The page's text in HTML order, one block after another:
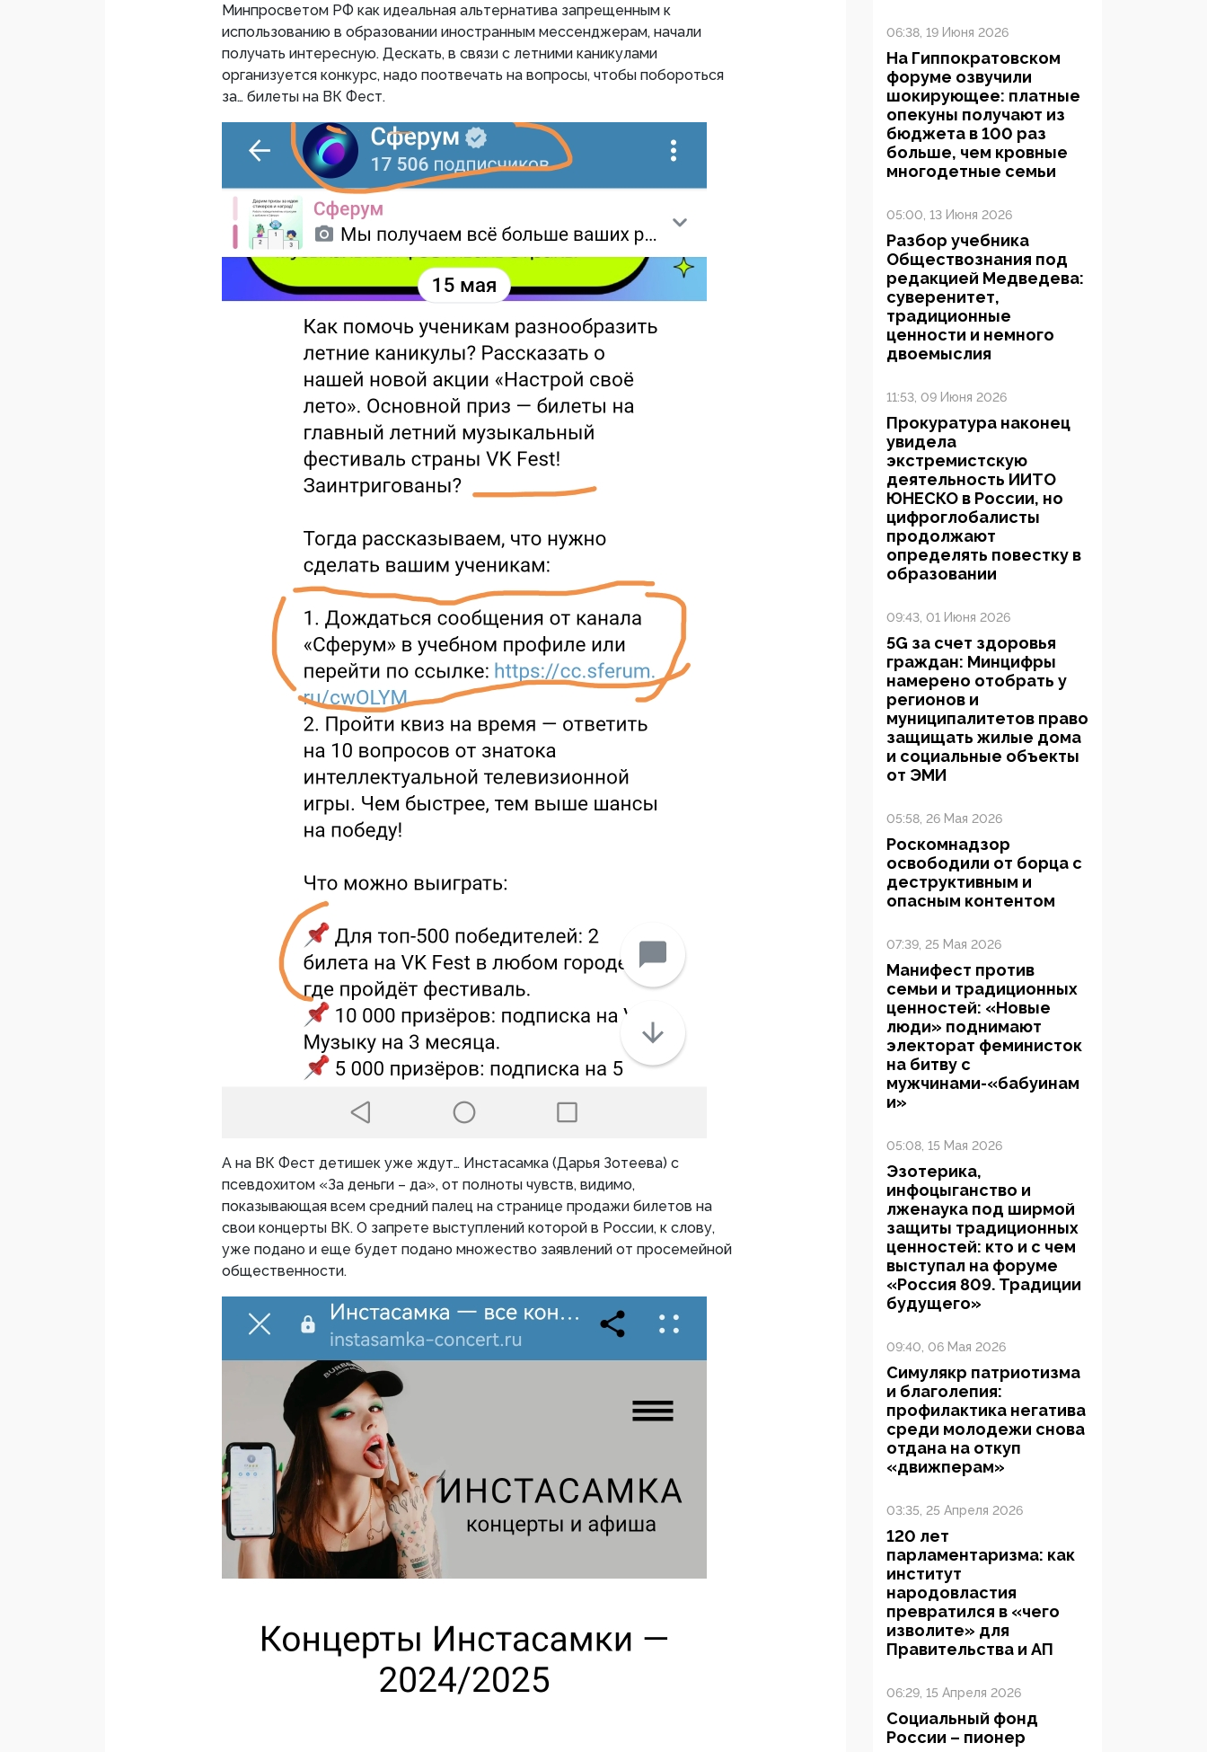
Минпросветом РФ как идеальная альтернатива запрещенным к
использованию в образовании иностранным мессенджерам, начали
получать интересную. Дескать, в связи с летними каникулами
организуется конкурс, надо поотвечать на вопросы, чтобы побороться
за… билеты на ВК Фест.
А на ВК Фест детишек уже ждут… Инстасамка (Дарья Зотеева) с
псевдохитом «За деньги – да», от полноты чувств, видимо,
показывающая всем средний палец на странице продажи билетов на
свои концерты ВК. О запрете выступлений которой в России, к слову,
уже подано и еще будет подано множество заявлений от просемейной
общественности.
06:38, 19 Июня 2026
На Гиппократовском
форуме озвучили
шокирующее: платные
опекуны получают из
бюджета в 100 раз
больше, чем кровные
многодетные семьи
05:00, 13 Июня 2026
Разбор учебника
Обществознания под
редакцией Медведева:
суверенитет,
традиционные
ценности и немного
двоемыслия
11:53, 09 Июня 2026
Прокуратура наконец
увидела
экстремистскую
деятельность ИИТО
ЮНЕСКО в России, но
цифроглобалисты
продолжают
определять повестку в
образовании
09:43, 01 Июня 2026
5G за счет здоровья
граждан: Минцифры
намерено отобрать у
регионов и
муниципалитетов право
защищать жилые дома
и социальные объекты
от ЭМИ
05:58, 26 Мая 2026
Роскомнадзор
освободили от борца с
деструктивным и
опасным контентом
07:39, 25 Мая 2026
Манифест против
семьи и традиционных
ценностей: «Новые
люди» поднимают
электорат феминисток
на битву с
мужчинами-«бабуинам
и»
05:08, 15 Мая 2026
Эзотерика,
инфоцыганство и
лженаука под ширмой
защиты традиционных
ценностей: кто и с чем
выступал на форуме
«Россия 809. Традиции
будущего»
09:40, 06 Мая 2026
Симулякр патриотизма
и благолепия:
профилактика негатива
среди молодежи снова
отдана на откуп
«движперам»
03:35, 25 Апреля 2026
120 лет
парламентаризма: как
институт
народовластия
превратился в «чего
изволите» для
Правительства и АП
06:29, 15 Апреля 2026
Социальный фонд
России – пионер